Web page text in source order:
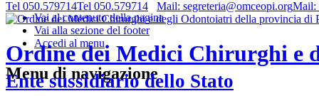
Vai al contenuto della pagina
Vai alla sezione del footer
Accedi al menu
Tel 050.579714Tel 050.579714 Mail: segreteria@omceopi.orgMail:
Ordine dei Medici Chirurghi e
Ente sussidiario dello Stato
Menu di navigazione